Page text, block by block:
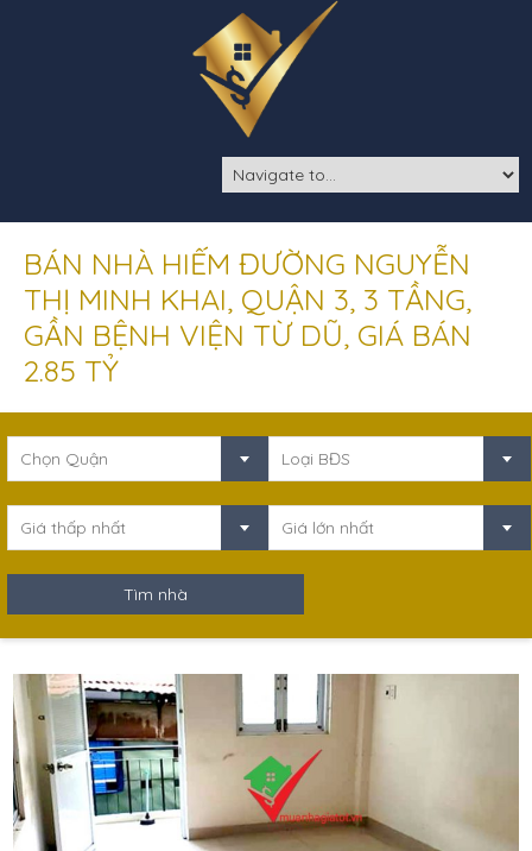
BÁN NHÀ HIẾM ĐƯỜNG NGUYỄN
THỊ MINH KHAI, QUẬN 3, 3 TẦNG,
GẦN BỆNH VIỆN TỪ DŨ, GIÁ BÁN
2.85 TỶ
Chọn Quận Loại BĐS
Giá thấp nhất Giá lớn nhất